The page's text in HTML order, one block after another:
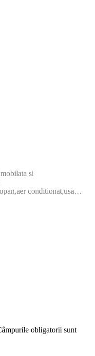
si
conditionat,usa…
obligatorii sunt